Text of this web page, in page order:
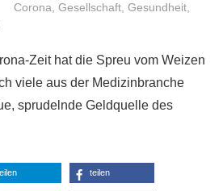
Niki Vogt
Corona,Gesellschaft,Gesundheit,
Zeit hat die Spreu vom Weizen
viele aus der Medizinbranche
sprudelnde Geldquelle des
teilen